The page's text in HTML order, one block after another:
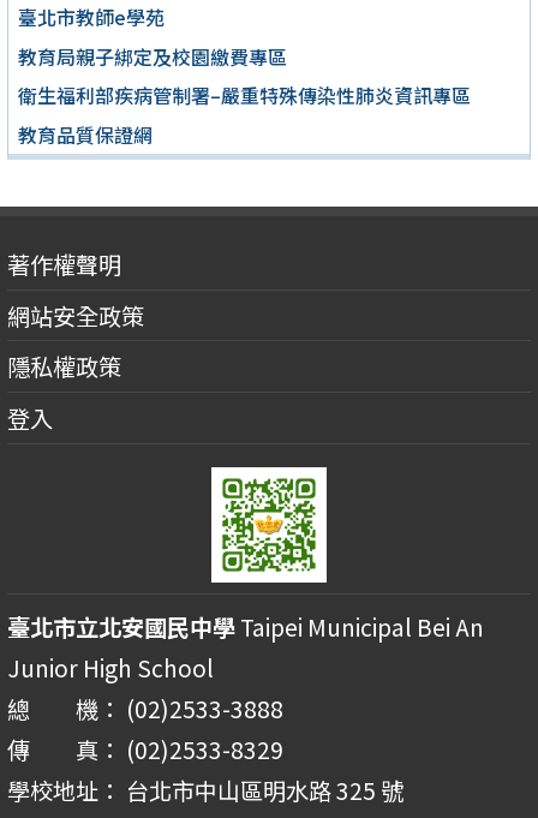
臺北市教師e學苑
教育局親子綁定及校園繳費專區
衛生福利部疾病管制署–嚴重特殊傳染性肺炎資訊專區
教育品質保證網
著作權聲明
網站安全政策
隱私權政策
登入
臺北市立北安國民中學Taipei Municipal Bei An
Junior High School
總 機： (02)2533-3888
傳 真： (02)2533-8329
學校地址： 台北市中山區明水路 325 號